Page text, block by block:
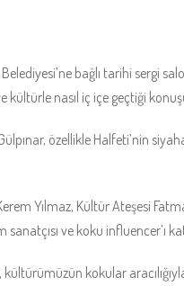
bağlı tarihi sergi
nasıl iç içe geçtiği
özellikle Halfeti’nin
Yılmaz, Kültür Ateşesi
ve koku influencer’ı
kokular